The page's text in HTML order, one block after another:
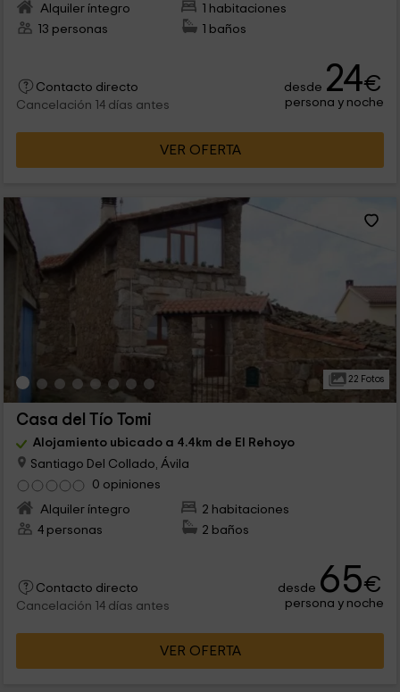
Alquiler íntegro
1 habitaciones
13 personas
1 baños
Contacto directo
Cancelación 14 días antes
desde 24€
persona y noche
VER OFERTA
22 Fotos
Casa del Tío Tomi
Alojamiento ubicado a 4.4km de El Rehoyo
Santiago Del Collado, Ávila
0 opiniones
Alquiler íntegro
2 habitaciones
4 personas
2 baños
Contacto directo
Cancelación 14 días antes
desde 65€
persona y noche
VER OFERTA